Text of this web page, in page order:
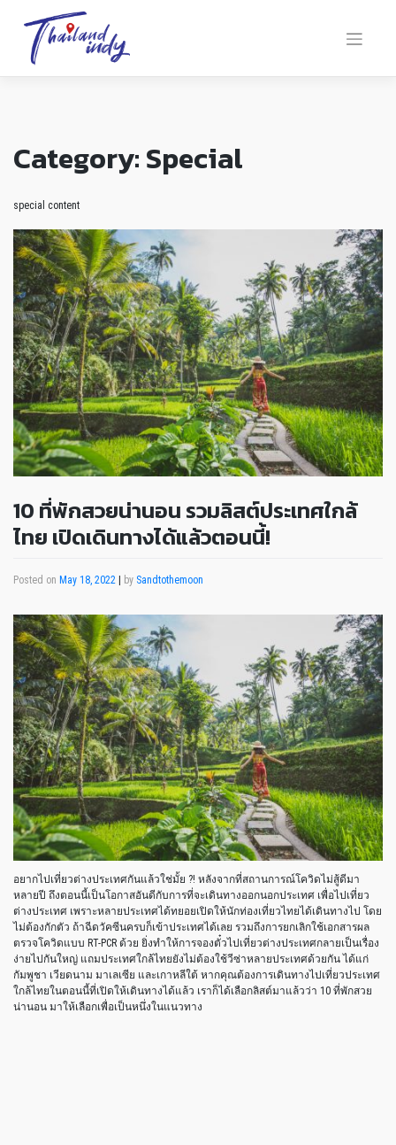
Category:Special
special content
10 ที่พักสวยน่านอน รวมลิสต์ประเทศใกล้
ไทย เปิดเดินทางได้แล้วตอนนี้!
Posted on May 18, 2022 | by Sandtothemoon
อยากไปเที่ยวต่างประเทศกันแล้วใช่มั้ย ?! หลังจากที่สถานการณ์โควิดไม่สู้ดีมา
หลายปี ถึงตอนนี้เป็นโอกาสอันดีกับการที่จะเดินทางออกนอกประเทศ เพื่อไปเที่ยว
ต่างประเทศ เพราะหลายประเทศได้ทยอยเปิดให้นักท่องเที่ยวไทยได้เดินทางไป โดย
ไม่ต้องกักตัว ถ้าฉีดวัคซีนครบก็เข้าประเทศได้เลย รวมถึงการยกเลิกใช้เอกสารผล
ตรวจโควิดแบบ RT-PCR ด้วย ยิ่งทำให้การจองตั๋วไปเที่ยวต่างประเทศกลายเป็นเรื่อง
ง่ายไปกันใหญ่ แถมประเทศใกล้ไทยยังไม่ต้องใช้วีซ่าหลายประเทศด้วยกัน ได้แก่
กัมพูชา เวียดนาม มาเลเซีย และเกาหลีใต้ หากคุณต้องการเดินทางไปเที่ยวประเทศ
ใกล้ไทยในตอนนี้ที่เปิดให้เดินทางได้แล้ว เราก็ได้เลือกลิสต์มาแล้วว่า 10 ที่พักสวย
น่านอน มาให้เลือกเพื่อเป็นหนึ่งในแนวทาง